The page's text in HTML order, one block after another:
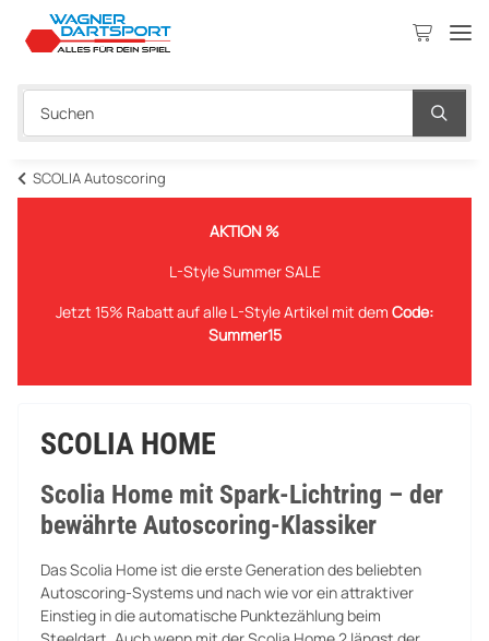
SCOLIA Autoscoring
AKTION %
L-Style Summer SALE
Jetzt 15% Rabatt auf alle L-Style Artikel mit dem Code:
Summer15
SCOLIA HOME
Scolia Home mit Spark-Lichtring – der
bewährte Autoscoring-Klassiker
Das Scolia Home ist die erste Generation des beliebten
Autoscoring-Systems und nach wie vor ein attraktiver
Einstieg in die automatische Punktezählung beim